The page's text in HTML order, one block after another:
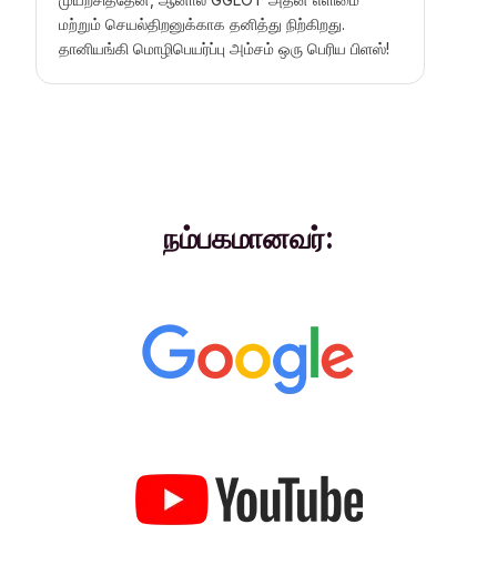
மற்றும் செயல்திறனுக்காக தனித்து நிற்கிறது.
தானியங்கி மொழிபெயர்ப்பு அம்சம் ஒரு பெரிய பிளஸ்!
நம்பகமானவர்: